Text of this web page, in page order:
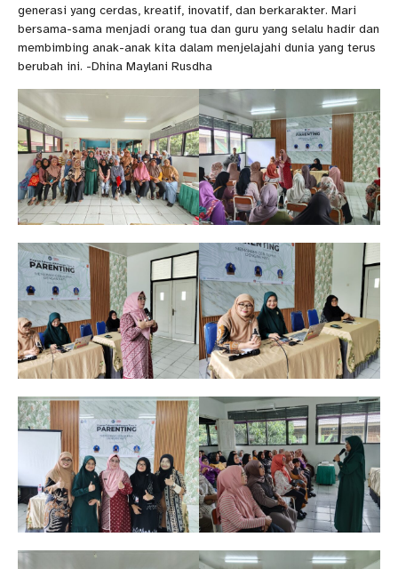
generasi yang cerdas, kreatif, inovatif, dan berkarakter. Mari
bersama-sama menjadi orang tua dan guru yang selalu hadir dan
membimbing anak-anak kita dalam menjelajahi dunia yang terus
berubah ini. -Dhina Maylani Rusdha